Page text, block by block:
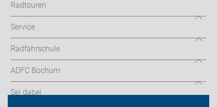
Radtouren
Service
Radfahrschule
ADFC Bochum
Sei dabei